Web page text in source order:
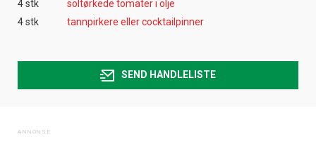
4 stk
soltørkede tomater i olje
4 stk
tannpirkere eller cocktailpinner
SEND HANDLELISTE